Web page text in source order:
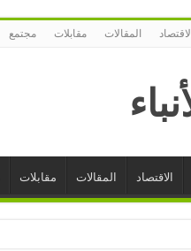
الاقتصاد المقالات مقابلات مجتمع
الاقتصاد المقالات مقابلات